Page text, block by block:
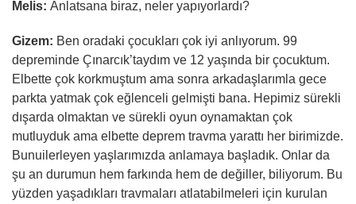
Melis: Anlatsana biraz, neler yapıyorlardı?
Gizem: Ben oradaki çocukları çok iyi anlıyorum. 99
depreminde Çınarcık’taydım ve 12 yaşında bir çocuktum.
Elbette çok korkmuştum ama sonra arkadaşlarımla gece
parkta yatmak çok eğlenceli gelmişti bana. Hepimiz sürekli
dışarda olmaktan ve sürekli oyun oynamaktan çok
mutluyduk ama elbette deprem travma yarattı her birimizde.
Bunuilerleyen yaşlarımızda anlamaya başladık. Onlar da
şu an durumun hem farkında hem de değiller, biliyorum. Bu
yüzden yaşadıkları travmaları atlatabilmeleri için kurulan